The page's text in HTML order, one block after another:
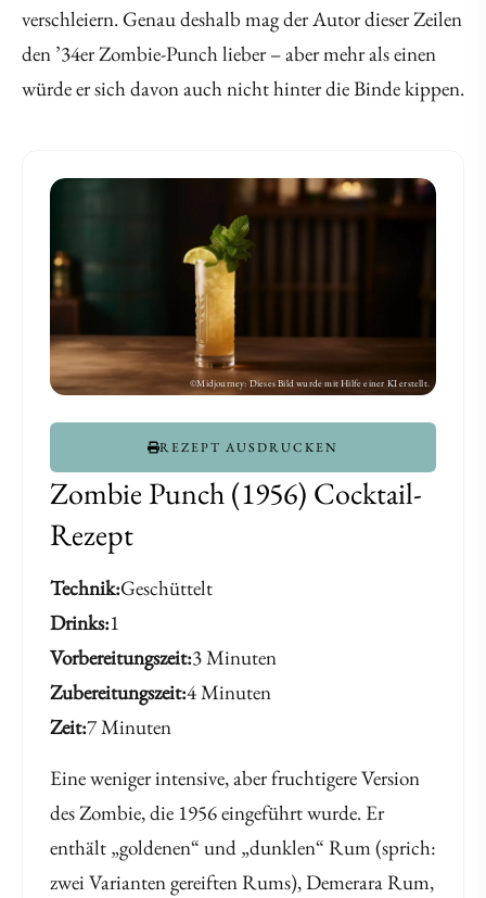
verschleiern. Genau deshalb mag der Autor dieser Zeilen
den ’34er Zombie-Punch lieber – aber mehr als einen
würde er sich davon auch nicht hinter die Binde kippen.
Zombie Punch (1956) Cocktail-
Rezept
Technik Geschüttelt
Drinks 1
Vorbereitungszeit 3 Minuten
Zubereitungszeit 4 Minuten
Zeit 7 Minuten
Eine weniger intensive, aber fruchtigere Version
des Zombie, die 1956 eingeführt wurde. Er
enthält „goldenen“ und „dunklen“ Rum (sprich:
zwei Varianten gereiften Rums), Demerara Rum,
REZEPT AUSDRUCKEN